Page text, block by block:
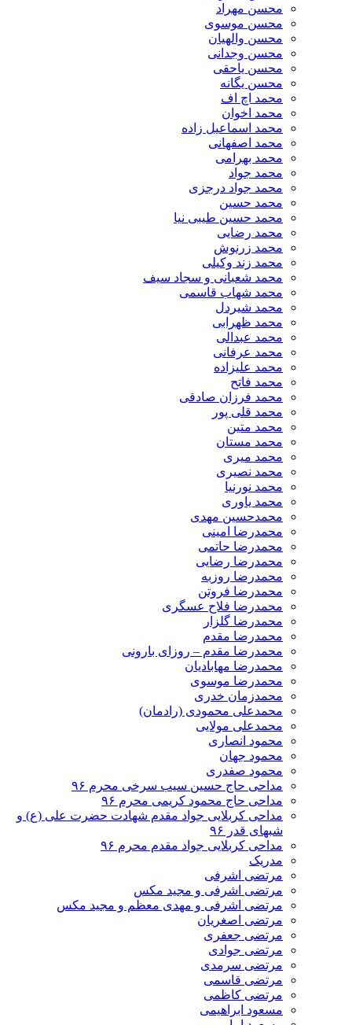
محسن مهراد
محسن موسوی
محسن والهیان
محسن وجدانی
محسن یاحقی
محسن یگانه
محمد اچ اف
محمد اخوان
محمد اسماعیل زاده
محمد اصفهانی
محمد بهرامی
محمد جواد
محمد جواد درجزی
محمد حسین
محمد حسین طیبی نیا
محمد رضایی
محمد زرنوش
محمد زند وکیلی
محمد شعبانی و سجاد سیف
محمد شهاب قاسمی
​محمد شیردل
محمد ظهرابی
محمد عبدالی
محمد عرفانی
محمد علیزاده
محمد فاتح
محمد فرزان صادقی
محمد قلی پور
محمد متین
محمد مستان
محمد میری
محمد نصیری
محمد نورنیا
محمد یاوری
محمدحسین مهدی
محمدرضا امینی
محمدرضا حاتمی
محمدرضا رضایی
محمدرضا روزبه
محمدرضا فروتن
محمدرضا فلاح عسگری
محمدرضا گلزار
محمدرضا مقدم
محمدرضا مقدم – روزای بارونی
محمدرضا مهابادیان
محمدرضا موسوی
محمدزمان خدری
محمدعلی محمودی (رادمان)
محمدعلی مولایی
محمود انصاری
محمود جهان
محمود صفدری
مداحی حاج حسین سیب سرخی محرم ۹۶
مداحی حاج محمود کریمی محرم ۹۶
مداحی کربلایی جواد مقدم شهادت حضرت علی (ع) و
شبهای قدر ۹۶
مداحی کربلایی جواد مقدم محرم ۹۶
مدریک
مرتضی اشرفی
مرتضی اشرفی و مجید مکس
مرتضی اشرفی و مهدی معظم و مجید مکس
مرتضی اصغریان
مرتضی جعفری
مرتضی جوادی
مرتضی سرمدی
مرتضی قاسمی
مرتضی کاظمی
مسعود ابراهیمی